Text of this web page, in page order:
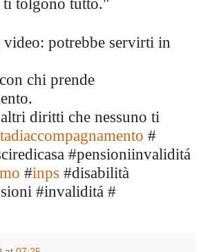
ti tolgono tutto."
video: potrebbe servirti in
chi prende
diritti che nessuno ti
#
#pensioniinvaliditá
#inps #disabilità
#invaliditá #